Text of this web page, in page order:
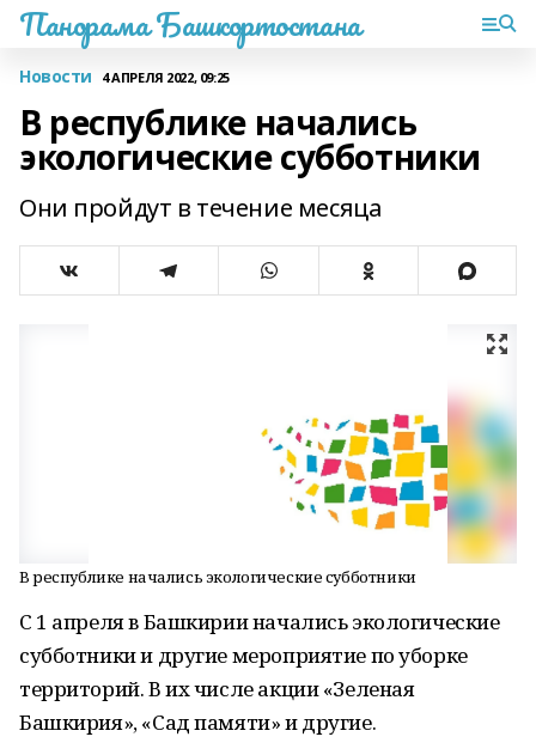
Панорама Башкортостана
Новости 4 АПРЕЛЯ 2022, 09:25
В республике начались
экологические субботники
Они пройдут в течение месяца
В республике начались экологические субботники
С 1 апреля в Башкирии начались экологические
субботники и другие мероприятие по уборке
территорий. В их числе акции «Зеленая
Башкирия», «Сад памяти» и другие.